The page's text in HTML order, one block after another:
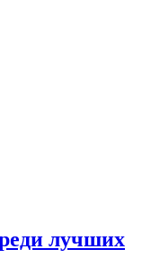
лучших